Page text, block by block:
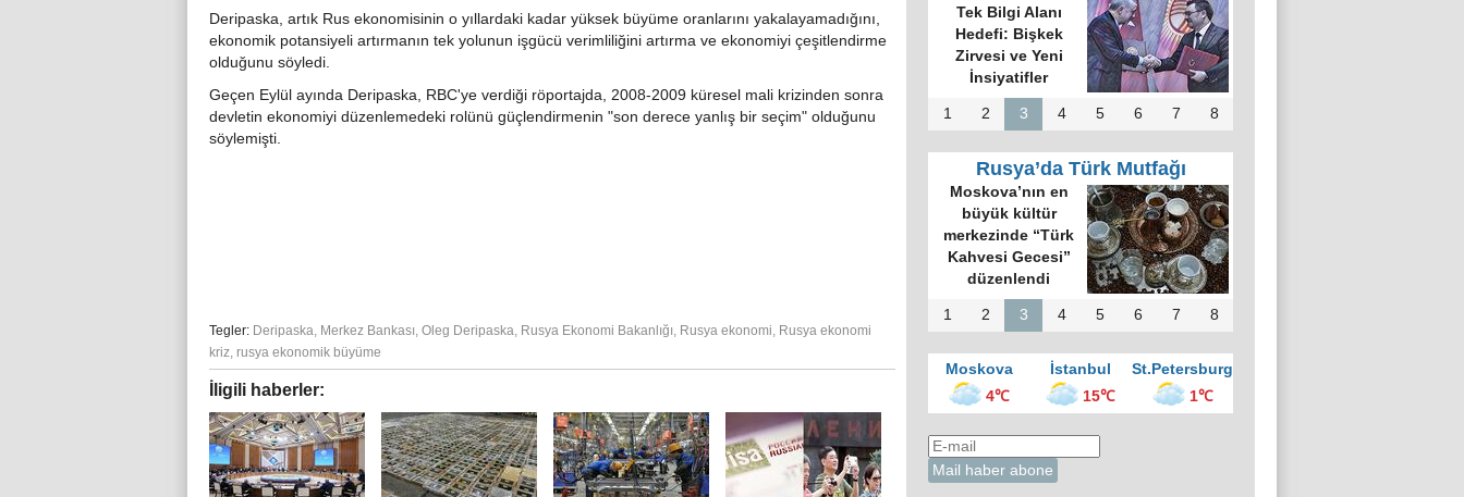
Deripaska, artık Rus ekonomisinin o yıllardaki kadar yüksek büyüme oranlarını yakalayamadığını,
ekonomik potansiyeli artırmanın tek yolunun işgücü verimliliğini artırma ve ekonomiyi çeşitlendirme
olduğunu söyledi.
Geçen Eylül ayında Deripaska, RBC'ye verdiği röportajda, 2008-2009 küresel mali krizinden sonra
devletin ekonomiyi düzenlemedeki rolünü güçlendirmenin "son derece yanlış bir seçim" olduğunu
söylemişti.
Tegler: Deripaska, Merkez Bankası, Oleg Deripaska, Rusya Ekonomi Bakanlığı, Rusya ekonomi, Rusya ekonomi
kriz, rusya ekonomik büyüme
İligili haberler:
Tek Bilgi Alanı
Hedefi: Bişkek
Zirvesi ve Yeni
İnsiyatifler
1 2 3 4 5 6 7 8
Rusya’da Türk Mutfağı
Moskova’nın en
büyük kültür
merkezinde “Türk
Kahvesi Gecesi”
düzenlendi
1 2 3 4 5 6 7 8
Moskova İstanbul
St.Petersburg
4℃
15℃ 1℃